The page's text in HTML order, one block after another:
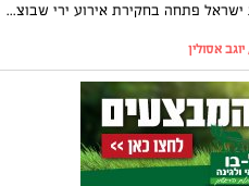
משטרת ישראל פתחה בחקירת אירוע ירי שבוצע הערב (רביעי) באשקלון. מהמשטרה נמסר כי הרקע ככל הנראה פלילי